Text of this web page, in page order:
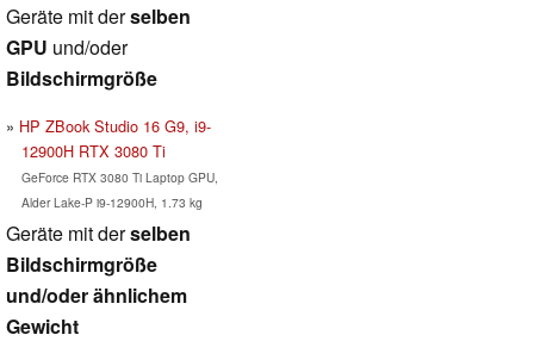
Geräte mit derselben
GPU und/oder
Bildschirmgröße
HP ZBook Studio 16 G9, i9-
12900H RTX 3080 Ti
GeForce RTX 3080 Ti Laptop GPU,
Alder Lake-P i9-12900H, 1.73 kg
Geräte mit derselben
Bildschirmgröße
und/oder ähnlichem
Gewicht